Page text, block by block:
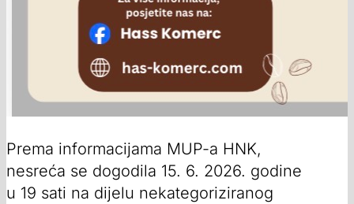
Prema informacijama MUP-a HNK,
nesreća se dogodila 15. 6. 2026. godine
u 19 sati na dijelu nekategoriziranog